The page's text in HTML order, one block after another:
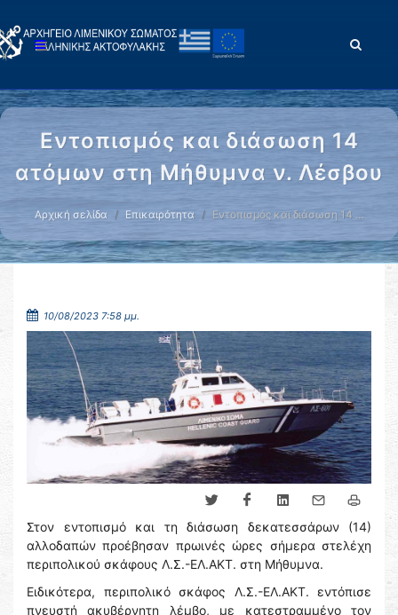
Εντοπισμός και διάσωση 14
ατόμων στη Μήθυμνα ν. Λέσβου
Αρχική σελίδα Επικαιρότητα Εντοπισμός και διάσωση 14 …
10/08/2023 7:58 μμ.
Στον εντοπισμό και τη διάσωση δεκατεσσάρων (14)
αλλοδαπών προέβησαν πρωινές ώρες σήμερα στελέχη
περιπολικού σκάφους Λ.Σ.-ΕΛ.ΑΚΤ. στη Μήθυμνα.
Ειδικότερα, περιπολικό σκάφος Λ.Σ.-ΕΛ.ΑΚΤ. εντόπισε
πνευστή ακυβέρνητη λέμβο, με κατεστραμμένο τον